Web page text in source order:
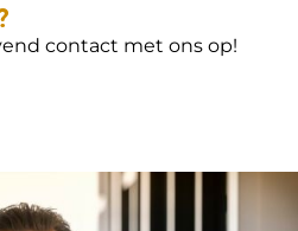
contact met ons op!